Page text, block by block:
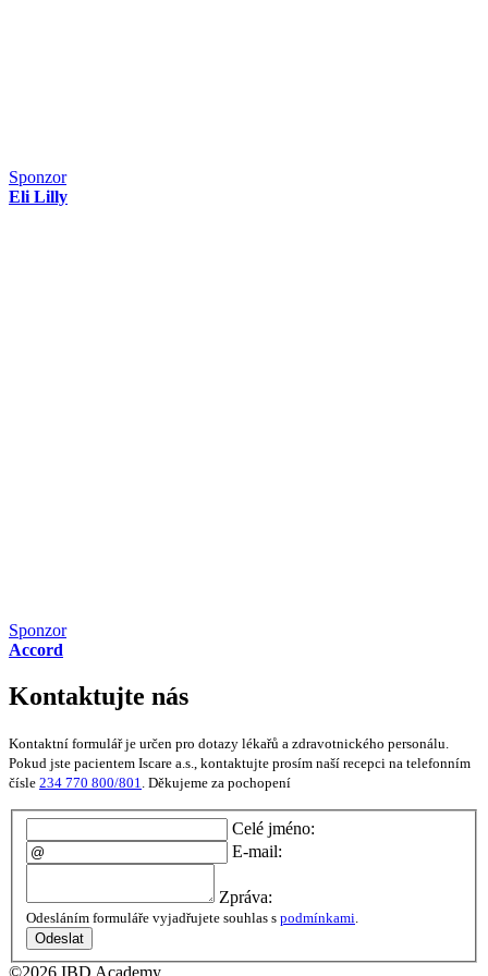
Sponzor
Eli Lilly
Sponzor
Accord
Kontaktujte nás
Kontaktní formulář je určen pro dotazy lékařů a zdravotnického personálu.
Pokud jste pacientem Iscare a.s., kontaktujte prosím naší recepci na telefonním
čísle 234 770 800/801. Děkujeme za pochopení
Celé jméno:
E-mail:
Zpráva:
Odesláním formuláře vyjadřujete souhlas s podmínkami
Odeslat
©2026 IBD Academy